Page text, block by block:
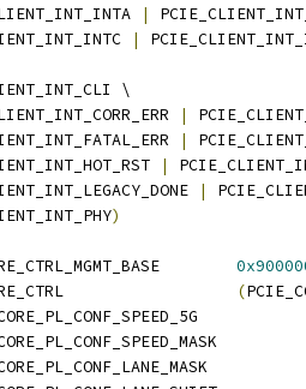
|
|
\
|
|
|
|
)
(